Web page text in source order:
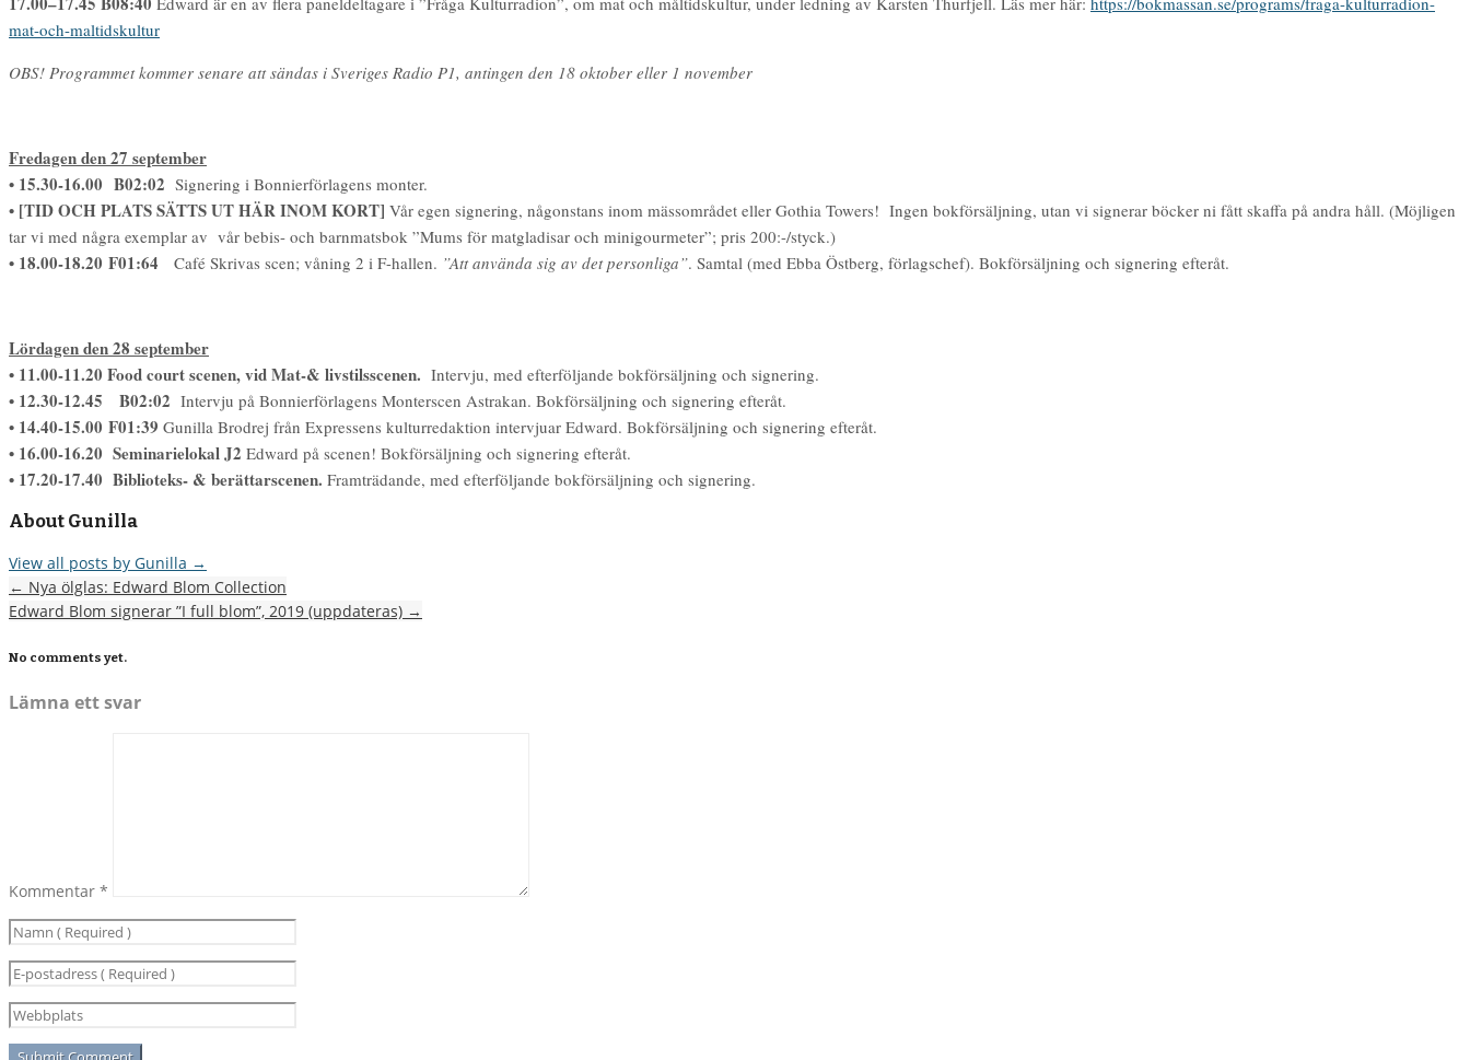
mat-och-maltidskultur
OBS! Programmet kommer senare att sändas i Sveriges Radio P1, antingen den 18 oktober eller 1 november
Fredagen den 27 september
• 15.30-16.00 B02:02 Signering i Bonnierförlagens monter.
• [TID OCH PLATS SÄTTS UT HÄR INOM KORT] Vår egen signering, någonstans inom mässområdet eller Gothia Towers! Ingen bokförsäljning, utan vi signerar böcker ni fått skaffa på andra håll. (Möjligen
tar vi med några exemplar av vår bebis- och barnmatsbok ”Mums för matgladisar och minigourmeter”; pris 200:-/styck.)
• 18.00-18.20 F01:64 Café Skrivas scen; våning 2 i F-hallen. ”Att använda sig av det personliga”. Samtal (med Ebba Östberg, förlagschef). Bokförsäljning och signering efteråt.
Lördagen den 28 september
• 11.00-11.20 Food court scenen, vid Mat-& livstilsscenen. Intervju, med efterföljande bokförsäljning och signering.
• 12.30-12.45 B02:02 Intervju på Bonnierförlagens Monterscen Astrakan. Bokförsäljning och signering efteråt.
• 14.40-15.00 F01:39 Gunilla Brodrej från Expressens kulturredaktion intervjuar Edward. Bokförsäljning och signering efteråt.
• 16.00-16.20 Seminarielokal J2 Edward på scenen! Bokförsäljning och signering efteråt.
• 17.20-17.40 Biblioteks- & berättarscenen. Framträdande, med efterföljande bokförsäljning och signering.
About Gunilla
View all posts by Gunilla →
← Nya ölglas: Edward Blom Collection
Edward Blom signerar ”I full blom”, 2019 (uppdateras) →
No comments yet.
Lämna ett svar
Kommentar *